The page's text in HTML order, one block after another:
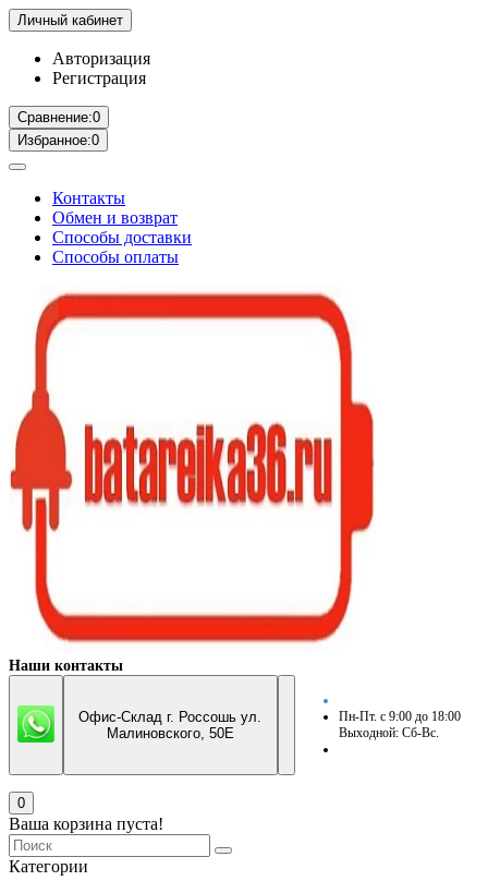
Личный кабинет
Авторизация
Регистрация
Сравнение:0
Избранное:0
Контакты
Обмен и возврат
Способы доставки
Способы оплаты
Наши контакты
Офис-Склад г. Россошь ул.
Малиновского, 50Е
Пн-Пт. с 9:00 до 18:00
Выходной: Сб-Вс.
0
Ваша корзина пуста!
Категории